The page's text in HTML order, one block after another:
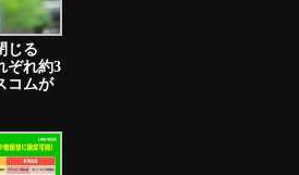
じる
ぞれ約3
コムが